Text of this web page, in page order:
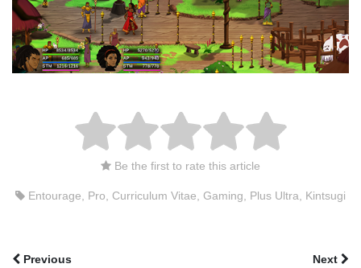
Be the first to rate this article
Entourage Pro Curriculum Vitae Gaming Plus Ultra Kintsugi
Previous Next